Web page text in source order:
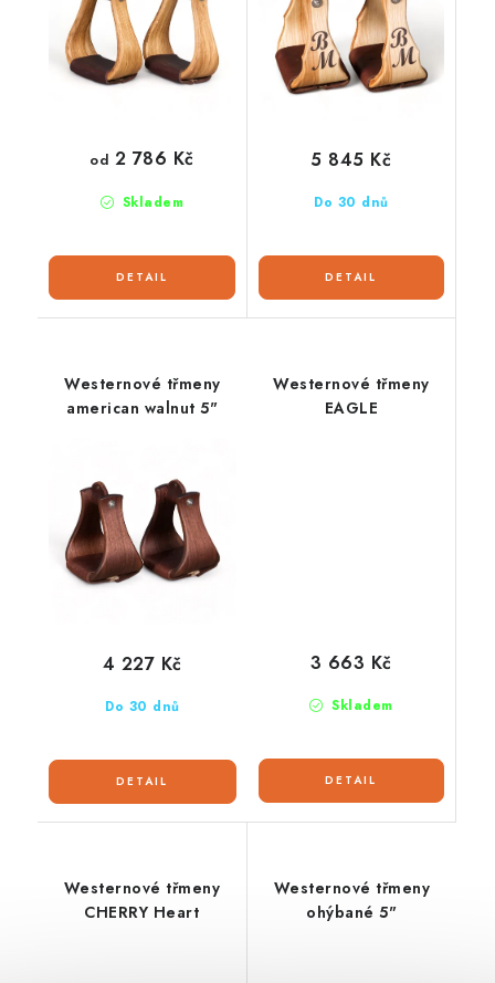
Skladem
od 2 786 Kč
Do 30 dnů
5 845 Kč
Westernové třmeny
american walnut 5"
Do 30 dnů
4 227 Kč
Westernové třmeny
EAGLE
Skladem
3 663 Kč
Westernové třmeny
CHERRY Heart
Westernové třmeny
ohýbané 5"